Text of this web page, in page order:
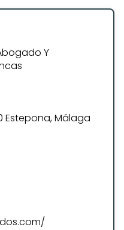
Y
Estepona, Málaga